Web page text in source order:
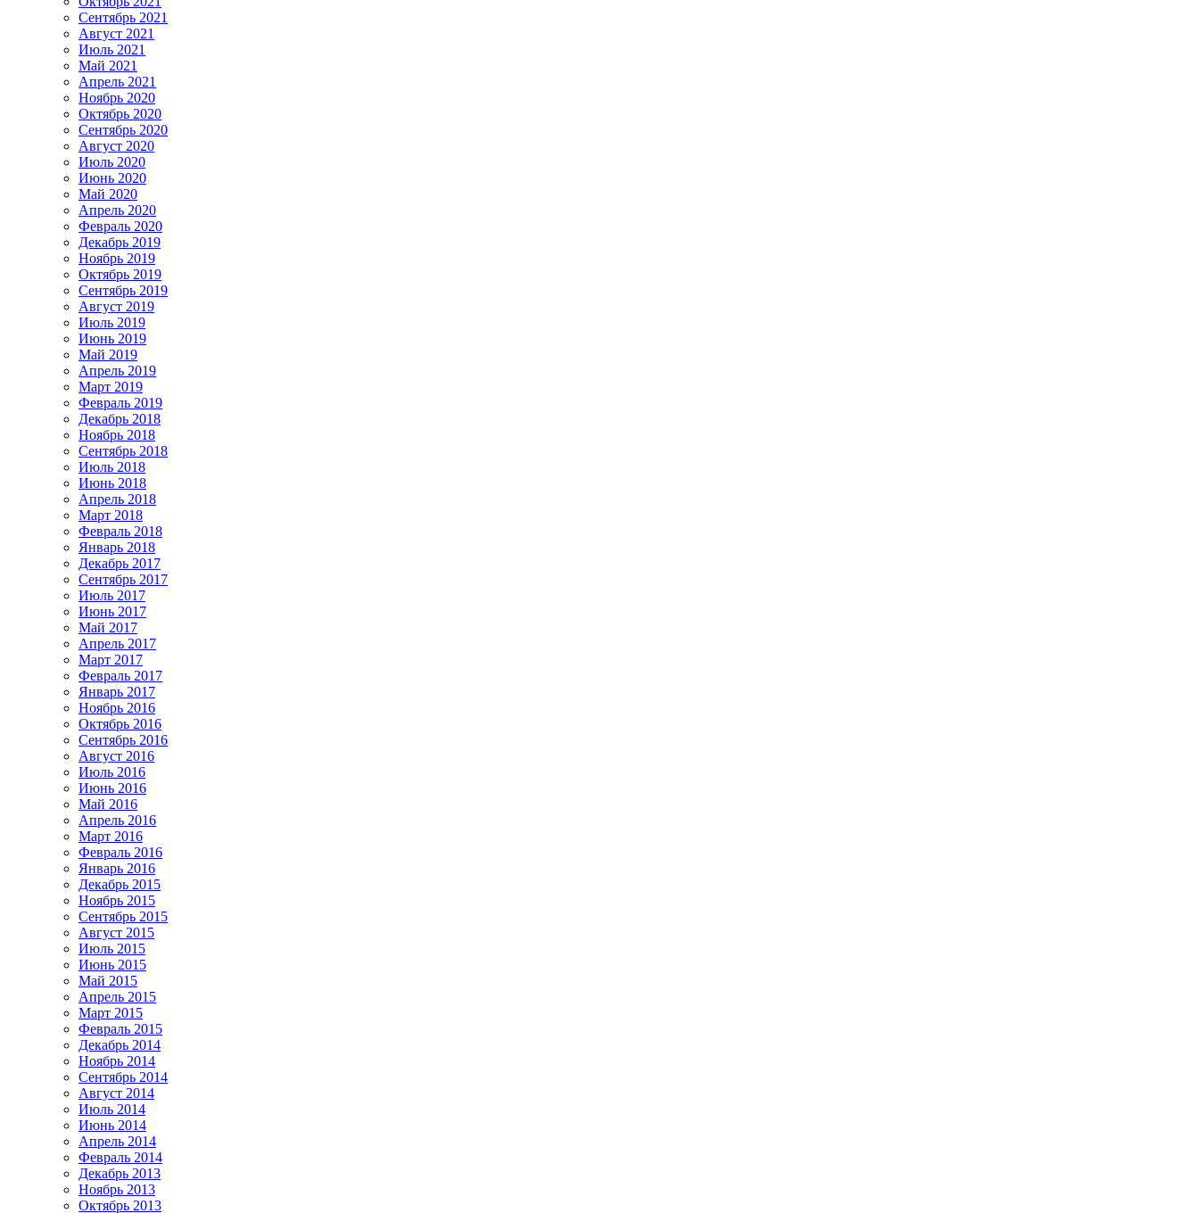
Сентябрь 2021
Август 2021
Июль 2021
Май 2021
Апрель 2021
Ноябрь 2020
Октябрь 2020
Сентябрь 2020
Август 2020
Июль 2020
Июнь 2020
Май 2020
Апрель 2020
Февраль 2020
Декабрь 2019
Ноябрь 2019
Октябрь 2019
Сентябрь 2019
Август 2019
Июль 2019
Июнь 2019
Май 2019
Апрель 2019
Март 2019
Февраль 2019
Декабрь 2018
Ноябрь 2018
Сентябрь 2018
Июль 2018
Июнь 2018
Апрель 2018
Март 2018
Февраль 2018
Январь 2018
Декабрь 2017
Сентябрь 2017
Июль 2017
Июнь 2017
Май 2017
Апрель 2017
Март 2017
Февраль 2017
Январь 2017
Ноябрь 2016
Октябрь 2016
Сентябрь 2016
Август 2016
Июль 2016
Июнь 2016
Май 2016
Апрель 2016
Март 2016
Февраль 2016
Январь 2016
Декабрь 2015
Ноябрь 2015
Сентябрь 2015
Август 2015
Июль 2015
Июнь 2015
Май 2015
Апрель 2015
Март 2015
Февраль 2015
Декабрь 2014
Ноябрь 2014
Сентябрь 2014
Август 2014
Июль 2014
Июнь 2014
Апрель 2014
Февраль 2014
Декабрь 2013
Ноябрь 2013
Октябрь 2013